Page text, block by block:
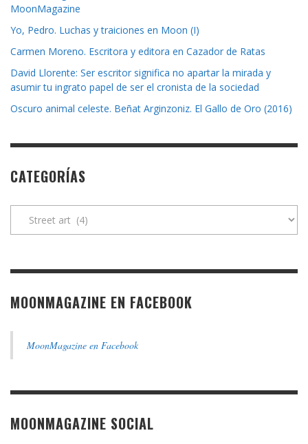
MoonMagazine
Yo, Pedro. Luchas y traiciones en Moon (I)
Carmen Moreno. Escritora y editora en Cazador de Ratas
David Llorente: Ser escritor significa no apartar la mirada y
asumir tu ingrato papel de ser el cronista de la sociedad
Oscuro animal celeste. Beñat Arginzoniz. El Gallo de Oro (2016)
CATEGORÍAS
MOONMAGAZINE EN FACEBOOK
MoonMagazine en Facebook
MOONMAGAZINE SOCIAL